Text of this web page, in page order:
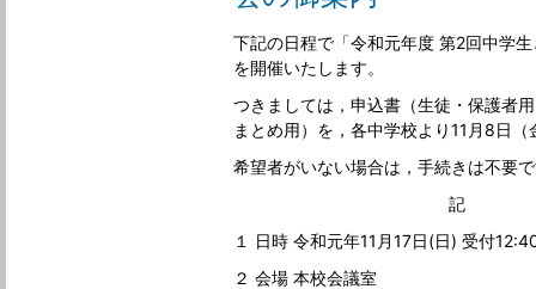
下記の日程で「令和元年度 第2回中学
を開催いたします。
つきましては，申込書（生徒・保護者
まとめ用）を，各中学校より11月8日
希望者がいない場合は，手続きは不要
記
１ 日時 令和元年11月17日(日) 受付
２ 会場 本校会議室